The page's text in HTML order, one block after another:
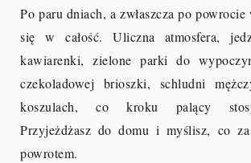
Po paru dniach, a zwłaszcza po powrocie
się w całość. Uliczna atmosfera,
kawiarenki, zielone parki do
czekoladowej brioszki, schludni
koszulach, co kroku palący
Przyjeżdżasz do domu i myślisz, co
powrotem.